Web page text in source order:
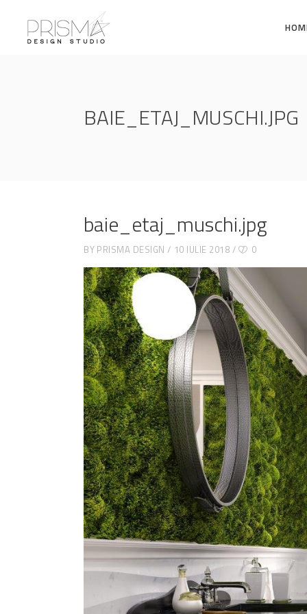
BAIE_ETAJ_MUSCHI.JPG
baie_etaj_muschi.jpg
BY PRISMA DESIGN 10 IULIE 2018 0